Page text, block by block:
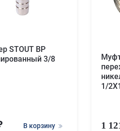
STOUT ВР
3/8
В корзину
1/
1